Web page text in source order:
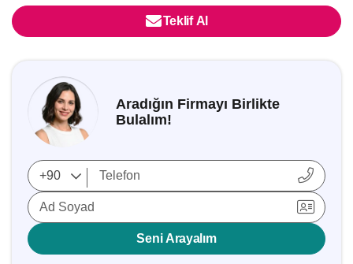
Teklif Al
Aradığın Firmayı Birlikte
Bulalım!
Ad Soyad
Seni Arayalım